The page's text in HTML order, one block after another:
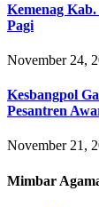
Kemenag
Pagi
November 24,
Kesbangpol
Pesantren
November 21,
Mimbar